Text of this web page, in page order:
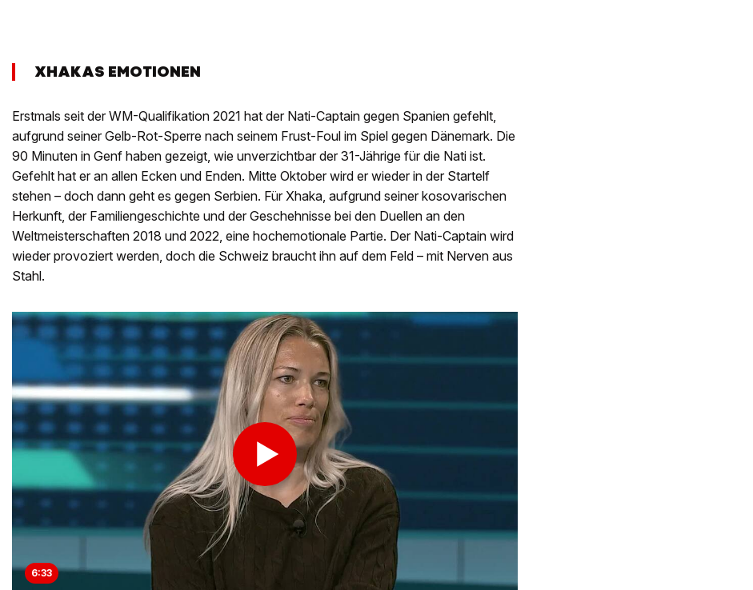
XHAKAS EMOTIONEN
Erstmals seit der WM-Qualifikation 2021 hat der Nati-Captain gegen Spanien gefehlt,
aufgrund seiner Gelb-Rot-Sperre nach seinem Frust-Foul im Spiel gegen Dänemark. Die
90 Minuten in Genf haben gezeigt, wie unverzichtbar der 31-Jährige für die Nati ist.
Gefehlt hat er an allen Ecken und Enden. Mitte Oktober wird er wieder in der Startelf
stehen – doch dann geht es gegen Serbien. Für Xhaka, aufgrund seiner kosovarischen
Herkunft, der Familiengeschichte und der Geschehnisse bei den Duellen an den
Weltmeisterschaften 2018 und 2022, eine hochemotionale Partie. Der Nati-Captain wird
wieder provoziert werden, doch die Schweiz braucht ihn auf dem Feld – mit Nerven aus
Stahl.
6:33